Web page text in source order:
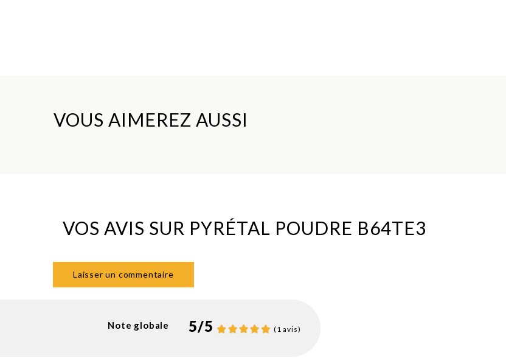
VOUS AIMEREZ AUSSI
VOS AVIS SUR PYRÉTAL POUDRE B64TE3
Laisser un commentaire
Note globale 5/5 (1 avis)